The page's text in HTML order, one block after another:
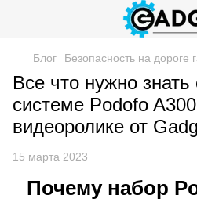
Блог Безопасность на дороге
Все что нужно знать
системе Podofo
видеоролике от
15 марта 2023
Почему набор